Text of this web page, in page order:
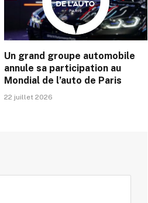
Un grand groupe automobile
annule sa participation au
Mondial de l’auto de Paris
22 juillet 2026